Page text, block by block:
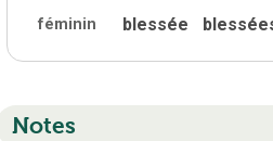
féminin blessée
Notes